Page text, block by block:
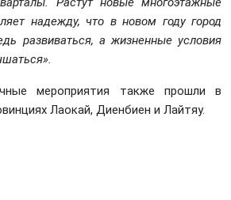
надежду, что в новом году город
развиваться, а жизненные условия
мероприятия также прошли в
Лаокай, Диенбиен и Лайтяу.